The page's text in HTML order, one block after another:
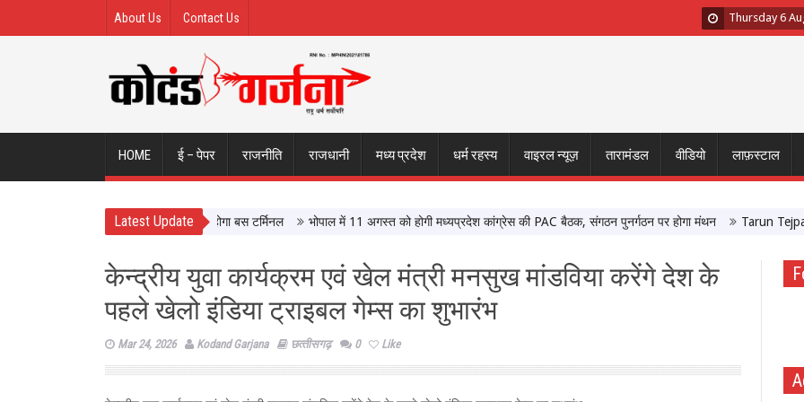
About Us Contact Us Thursday 6
HOME ई – पेपर राजनीति राजधानी मध्य प्रदेश धर्म रहस्य वाइरल न्यूज़ तारामंडल वीडियो लाफ़स्टाल
Latest Update
इंदौर ISBT, आधुनिक सुविधाओं से लैस होगा बस टर्मिनल भोपाल में 11 अगस्त को होगी मध्यप्रदेश कांग्रेस की PAC बैठक, संगठन पुनर्गठन पर होगा मंथन Tarun Tejpal
केन्द्रीय युवा कार्यक्रम एवं खेल मंत्री मनसुख मांडविया करेंगे देश के
पहले खेलो इंडिया ट्राइबल गेम्स का शुभारंभ
Mar 24, 2026 Kodand Garjana छत्‍तीसगढ़ 0 Like